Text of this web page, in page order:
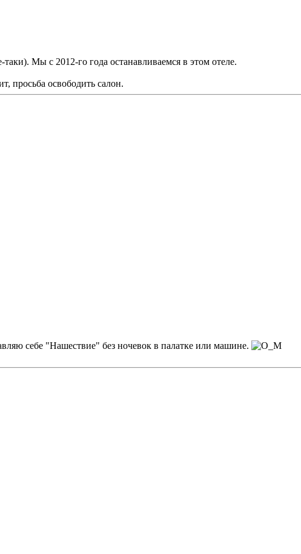
Мы с 2012-го года останавливаемся в этом отеле.
просьба освободить салон.
себе "Нашествие" без ночевок в палатке или машине.